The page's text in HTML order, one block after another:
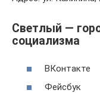
Светлый —
социализма
ВКонтакте
Фейсбук